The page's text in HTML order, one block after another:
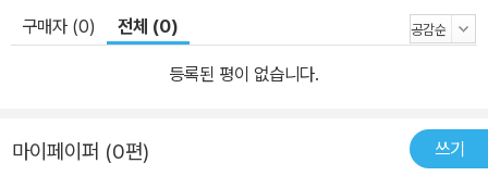
구매자 (0) 전체 (0)
등록된 평이 없습니다.
마이페이퍼 (0편) 쓰기